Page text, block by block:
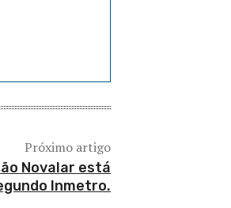
Próximo artigo
Novalar está
Inmetro.